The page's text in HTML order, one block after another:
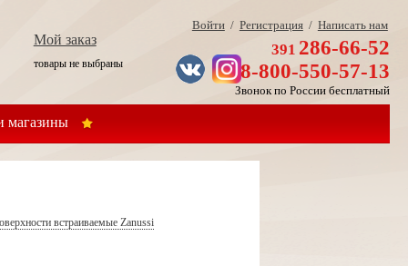
магазины
Мой заказ
товары не выбраны
Войти/ Регистрация/ Написать нам
391 286-66-52
8-800-550-57-13
Звонок по России бесплатный
встраиваемые Zanussi